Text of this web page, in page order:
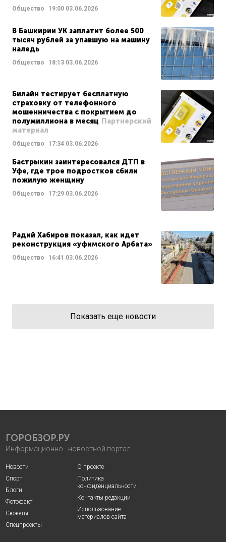
Общество 19:00 03.06.2026
В Башкирии УК заплатит более 500
тысяч рублей за упавшую на машину
наледь
Общество 18:13 03.06.2026
Билайн тестирует бесплатную
страховку от телефонного
мошенничества с покрытием до
полумиллиона в месяц Партнерский
материал
Общество 17:34 03.06.2026
Бастрыкин заинтересовался ДТП в
Уфе, где трое подростков сбили
пожилую женщину
Общество 17:29 03.06.2026
Радий Хабиров показал, как идет
реконструкция «уфимского Арбата»
Общество 16:41 03.06.2026
Показать еще новости
ГОРОБЗОР.РУ
Информационно - новостной портал
Новости
Спорт
Блоги
Фотофакт
Сюжеты
Спецпроекты
О проекте
Политика
конфиденциальности
Контакты редакции
Использование
материалов сайта